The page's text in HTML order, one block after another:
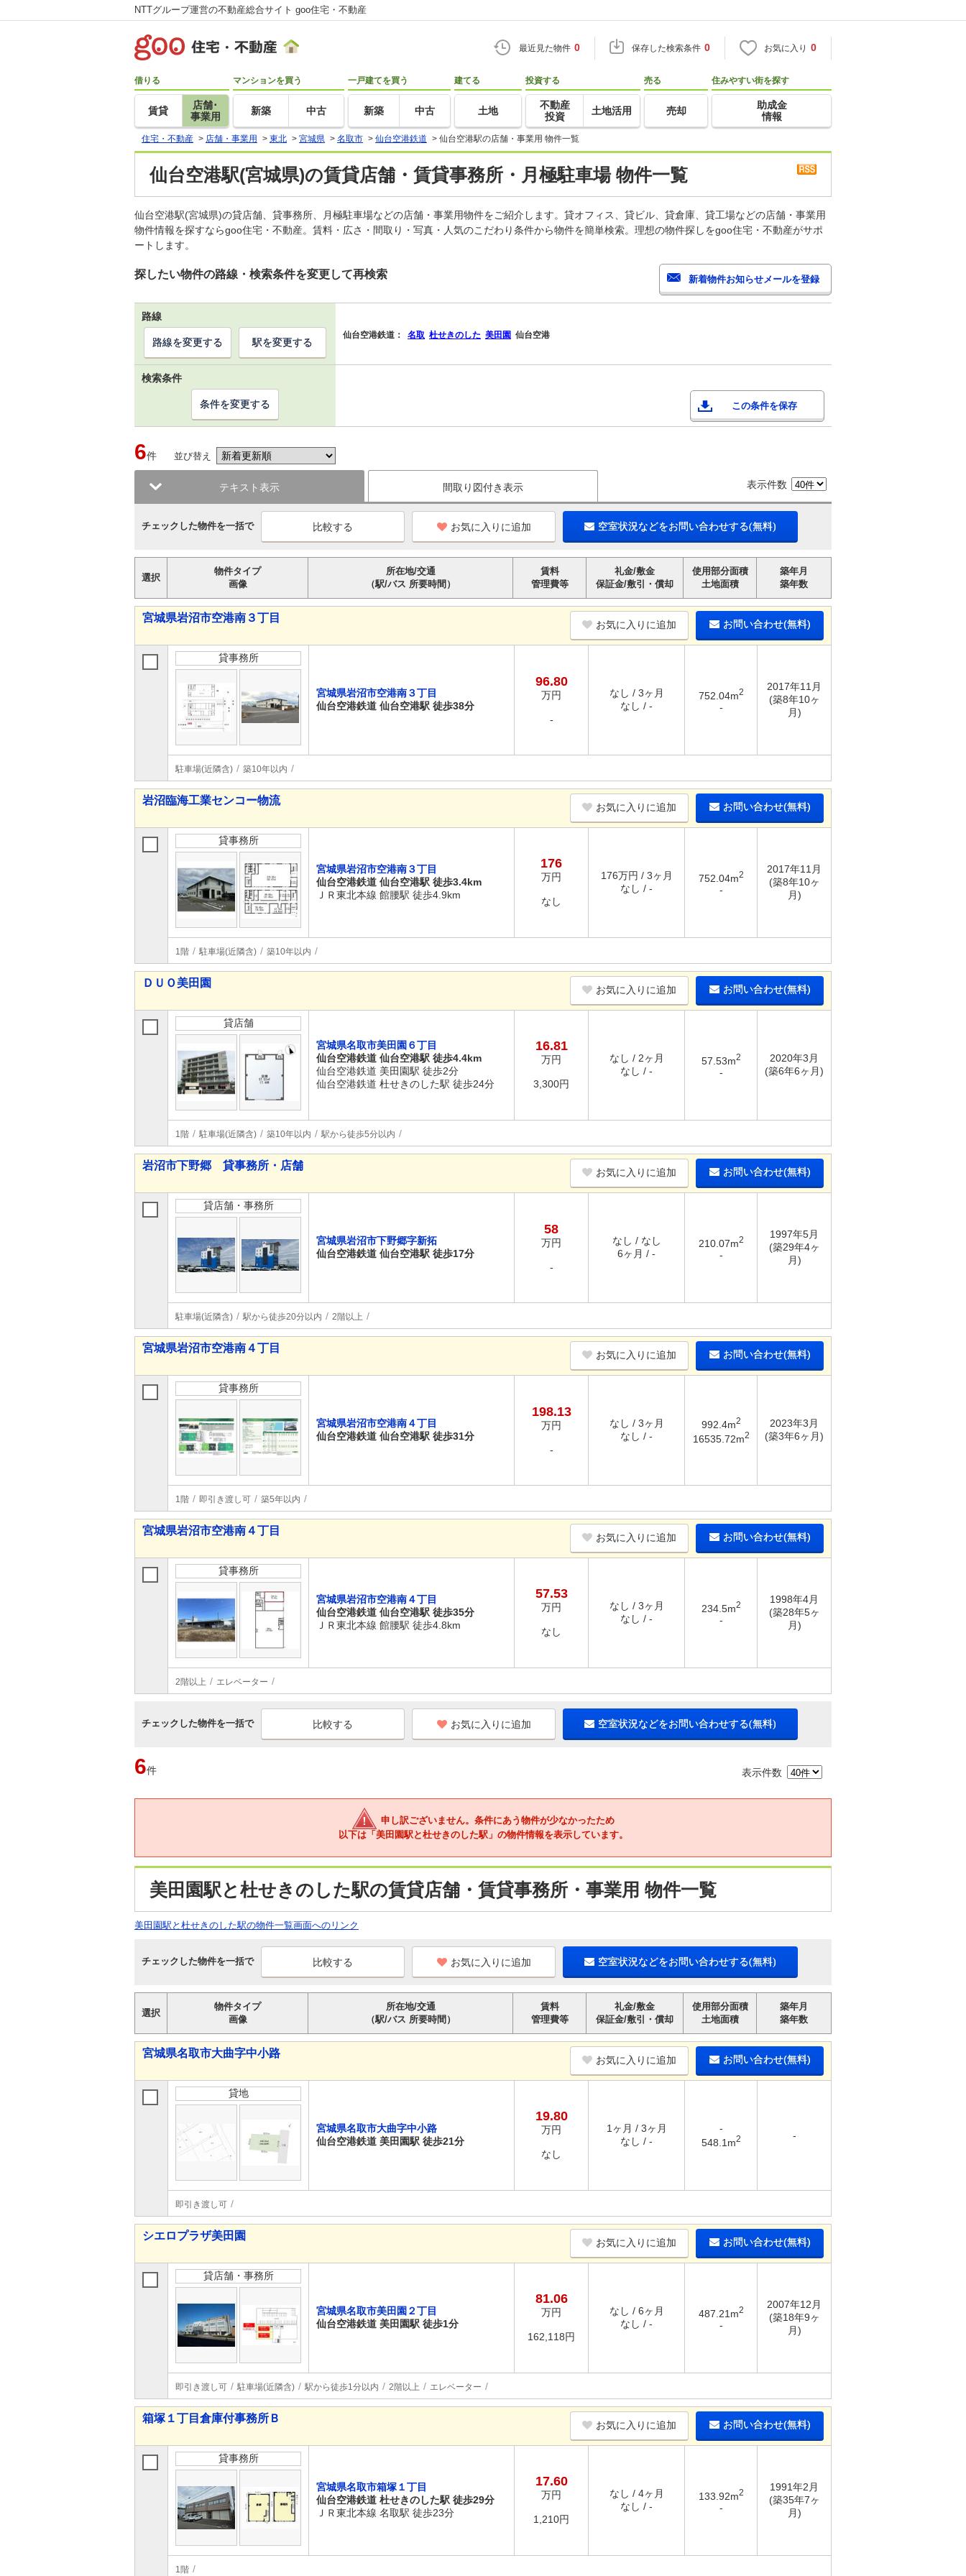
NTTグループ運営の不動産総合サイト goo住宅・不動産
最近見た物件 0 保存した検索条件 0 お気に入り 0
借りる
賃貸
店舗･
事業用
マンションを買う
新築 中古
一戸建てを買う
新築 中古
建てる
土地
投資する
不動産
投資
土地活用
売る
売却
住みやすい街を探す
助成金
情報
住宅・不動産 > 店舗・事業用 > 東北 > 宮城県 > 名取市 > 仙台空港鉄道 > 仙台空港駅の店舗・事業用 物件一覧
仙台空港駅(宮城県)の賃貸店舗・賃貸事務所・月極駐車場 物件一覧
仙台空港駅(宮城県)の貸店舗、貸事務所、月極駐車場などの店舗・事業用物件をご紹介します。貸オフィス、貸ビル、貸倉庫、貸工場などの店舗・事業用
物件情報を探すならgoo住宅・不動産。賃料・広さ・間取り・写真・人気のこだわり条件から物件を簡単検索。理想の物件探しをgoo住宅・不動産がサポ
ートします。
探したい物件の路線・検索条件を変更して再検索
路線
仙台空港鉄道： 名取 杜せきのした 美田園 仙台空港
路線を変更する 駅を変更する
検索条件
この条件を保存
条件を変更する
6件 並び替え
テキスト表示 間取り図付き表示 表示件数
チェックした物件を一括で お気に入りに追加 空室状況などをお問い合わせする(無料)
選択
物件タイプ
画像
所在地/交通
（駅/バス 所要時間）
賃料
管理費等
礼金/敷金
保証金/敷引・償却
使用部分面積
土地面積
築年月
築年数
宮城県岩沼市空港南３丁目
お気に入りに追加 お問い合わせ(無料)
貸事務所
宮城県岩沼市空港南３丁目
仙台空港鉄道 仙台空港駅 徒歩38分
96.80
万円
-
なし / 3ヶ月
なし / -
752.04m2
-
2017年11月
(築8年10ヶ
月)
駐車場(近隣含) 築10年以内
岩沼臨海工業センコー物流
お気に入りに追加 お問い合わせ(無料)
貸事務所
宮城県岩沼市空港南３丁目
仙台空港鉄道 仙台空港駅 徒歩3.4km
ＪＲ東北本線 館腰駅 徒歩4.9km
176
万円
なし
176万円 / 3ヶ月
なし / -
752.04m2
-
2017年11月
(築8年10ヶ
月)
1階 駐車場(近隣含) 築10年以内
ＤＵＯ美田園
お気に入りに追加 お問い合わせ(無料)
貸店舗
宮城県名取市美田園６丁目
仙台空港鉄道 仙台空港駅 徒歩4.4km
仙台空港鉄道 美田園駅 徒歩2分
仙台空港鉄道 杜せきのした駅 徒歩24分
16.81
万円
3,300円
なし / 2ヶ月
なし / -
57.53m2
-
2020年3月
(築6年6ヶ月)
1階 駐車場(近隣含) 築10年以内 駅から徒歩5分以内
岩沼市下野郷 貸事務所・店舗
お気に入りに追加 お問い合わせ(無料)
貸店舗・事務所
宮城県岩沼市下野郷字新拓
仙台空港鉄道 仙台空港駅 徒歩17分
58
万円
-
なし / なし
6ヶ月 / -
210.07m2
-
1997年5月
(築29年4ヶ
月)
駐車場(近隣含) 駅から徒歩20分以内 2階以上
宮城県岩沼市空港南４丁目
お気に入りに追加 お問い合わせ(無料)
貸事務所
宮城県岩沼市空港南４丁目
仙台空港鉄道 仙台空港駅 徒歩31分
198.13
万円
-
なし / 3ヶ月
なし / -
992.4m2
16535.72m2
2023年3月
(築3年6ヶ月)
1階 即引き渡し可 築5年以内
宮城県岩沼市空港南４丁目
お気に入りに追加 お問い合わせ(無料)
貸事務所
宮城県岩沼市空港南４丁目
仙台空港鉄道 仙台空港駅 徒歩35分
ＪＲ東北本線 館腰駅 徒歩4.8km
57.53
万円
なし
なし / 3ヶ月
なし / -
234.5m2
-
1998年4月
(築28年5ヶ
月)
2階以上 エレベーター
チェックした物件を一括で お気に入りに追加 空室状況などをお問い合わせする(無料)
6件 表示件数
申し訳ございません。条件にあう物件が少なかったため
以下は「美田園駅と杜せきのした駅」の物件情報を表示しています。
美田園駅と杜せきのした駅の賃貸店舗・賃貸事務所・事業用 物件一覧
美田園駅と杜せきのした駅の物件一覧画面へのリンク
チェックした物件を一括で お気に入りに追加 空室状況などをお問い合わせする(無料)
選択
物件タイプ
画像
所在地/交通
（駅/バス 所要時間）
賃料
管理費等
礼金/敷金
保証金/敷引・償却
使用部分面積
土地面積
築年月
築年数
宮城県名取市大曲字中小路
お気に入りに追加 お問い合わせ(無料)
貸地
宮城県名取市大曲字中小路
仙台空港鉄道 美田園駅 徒歩21分
19.80
万円
なし
1ヶ月 / 3ヶ月
なし / -
-
548.1m2 -
即引き渡し可
シエロプラザ美田園
お気に入りに追加 お問い合わせ(無料)
貸店舗・事務所
宮城県名取市美田園２丁目
仙台空港鉄道 美田園駅 徒歩1分
81.06
万円
162,118円
なし / 6ヶ月
なし / -
487.21m2
-
2007年12月
(築18年9ヶ
月)
即引き渡し可 駐車場(近隣含) 駅から徒歩1分以内 2階以上 エレベーター
箱塚１丁目倉庫付事務所Ｂ
お気に入りに追加 お問い合わせ(無料)
貸事務所
宮城県名取市箱塚１丁目
仙台空港鉄道 杜せきのした駅 徒歩29分
ＪＲ東北本線 名取駅 徒歩23分
17.60
万円
1,210円
なし / 4ヶ月
なし / -
133.92m2
-
1991年2月
(築35年7ヶ
月)
1階